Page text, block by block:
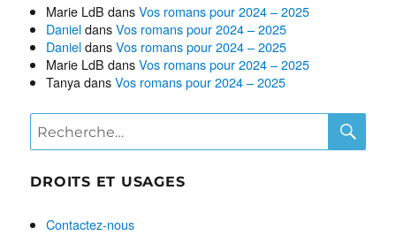
Marie LdB dansVos romans pour 2024 – 2025
DanieldansVos romans pour 2024 – 2025
DanieldansVos romans pour 2024 – 2025
Marie LdB dansVos romans pour 2024 – 2025
TanyadansVos romans pour 2024 – 2025
Recherche
pour :
DROITS ET USAGES
Contactez-nous